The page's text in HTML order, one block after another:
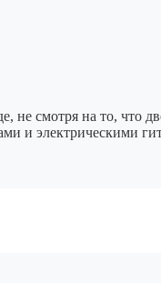
смотря на то, что
и